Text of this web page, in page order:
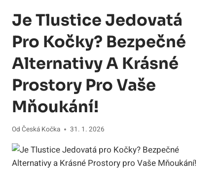
Je Tlustice Jedovatá
Pro Kočky? Bezpečné
Alternativy A Krásné
Prostory Pro Vaše
Mňoukání!
Od Česká Kočka 31. 1. 2026